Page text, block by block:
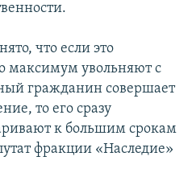
что если это
максимум увольняют с
гражданин совершает
то его сразу
к большим срокам
фракции «Наследие»